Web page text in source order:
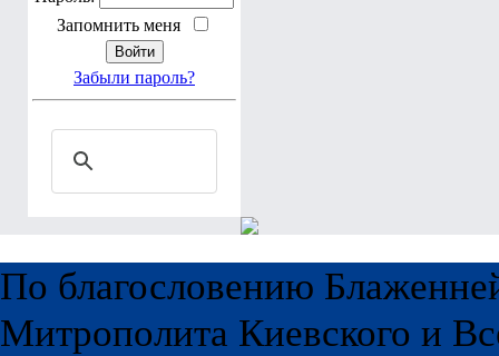
Запомнить меня
Забыли пароль?
По благословению
Митрополита Киевского и